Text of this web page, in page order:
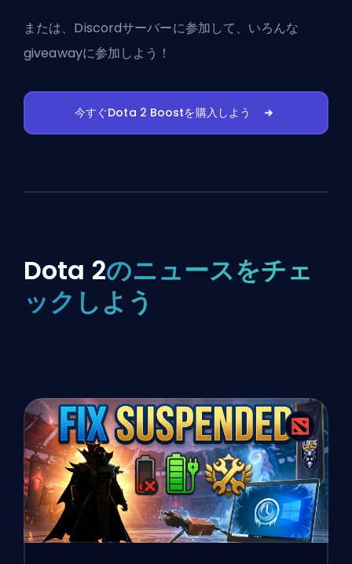
または、 Discordサーバーに参加して、いろんな
giveawayに参加しよう！
今すぐDota 2 Boostを購入しよう
Dota 2のニュースをチェ
ックしよう